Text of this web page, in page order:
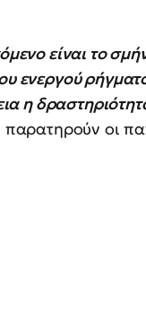
είναι το
ενεργού
η
παρατηρούν οι